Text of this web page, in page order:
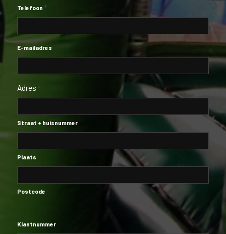
Telefoon *
E-mailadres
Adres *
Straat + huisnummer
Plaats
Postcode
Klantnummer